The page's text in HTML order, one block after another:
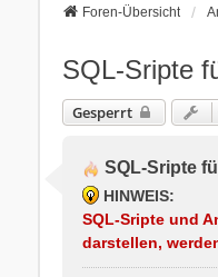
Foren-Übersicht
SQL-Sripte
Gesperrt
SQL-Sripte
HINWEIS:
SQL-Sripte und
darstellen,